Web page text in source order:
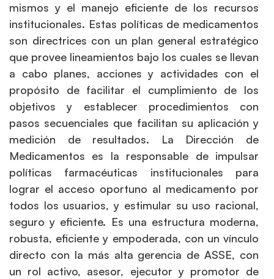
mismos y el manejo eficiente de los recursos
institucionales. Estas políticas de medicamentos
son directrices con un plan general estratégico
que provee lineamientos bajo los cuales se llevan
a cabo planes, acciones y actividades con el
propósito de facilitar el cumplimiento de los
objetivos y establecer procedimientos con
pasos secuenciales que facilitan su aplicación y
medición de resultados. La Dirección de
Medicamentos es la responsable de impulsar
políticas farmacéuticas institucionales para
lograr el acceso oportuno al medicamento por
todos los usuarios, y estimular su uso racional,
seguro y eficiente. Es una estructura moderna,
robusta, eficiente y empoderada, con un vínculo
directo con la más alta gerencia de ASSE, con
un rol activo, asesor, ejecutor y promotor de